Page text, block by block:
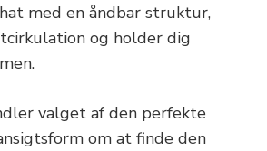
med en åndbar struktur,
og holder dig
valget af den perfekte
om at finde den